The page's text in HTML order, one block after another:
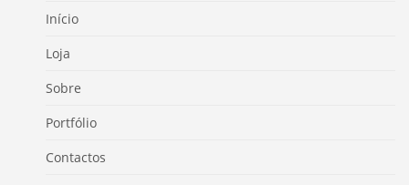
Início
Loja
Sobre
Portfólio
Contactos